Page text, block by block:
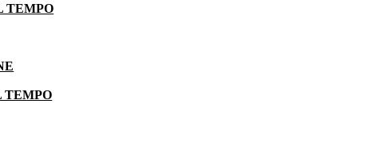
TEMPO
TEMPO